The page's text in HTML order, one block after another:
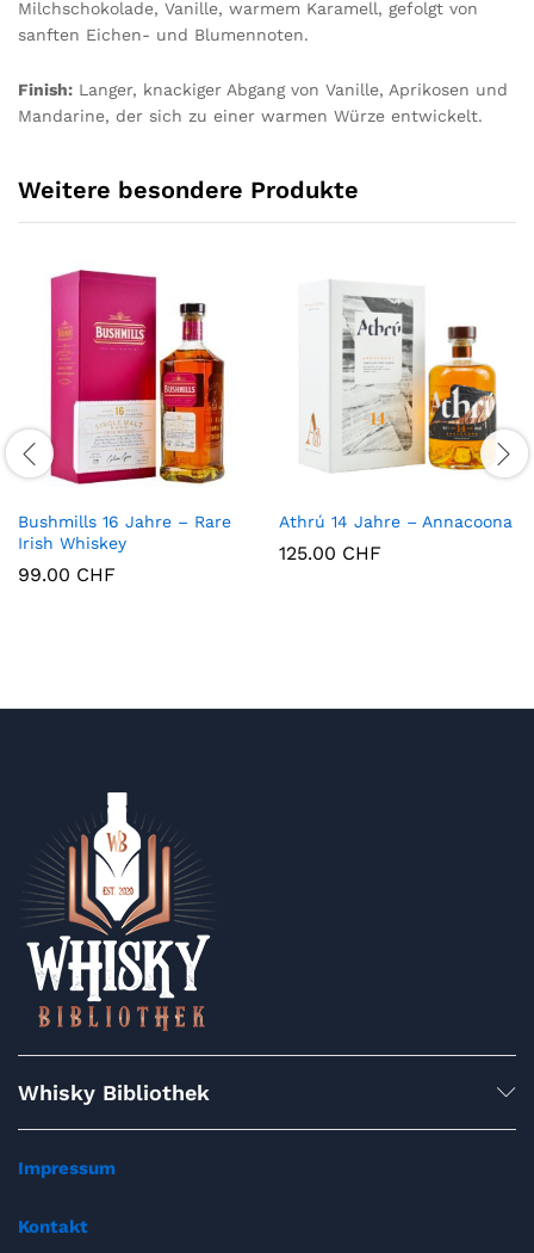
Milchschokolade, Vanille, warmem Karamell, gefolgt von
sanften Eichen- und Blumennoten.
Finish: Langer, knackiger Abgang von Vanille, Aprikosen und
Mandarine, der sich zu einer warmen Würze entwickelt.
Weitere besondere Produkte
Bushmills 16 Jahre – Rare
Irish Whiskey
99.00 CHF
Athrú 14 Jahre – Annacoona
125.00 CHF
Whisky Bibliothek
Impressum
Kontakt